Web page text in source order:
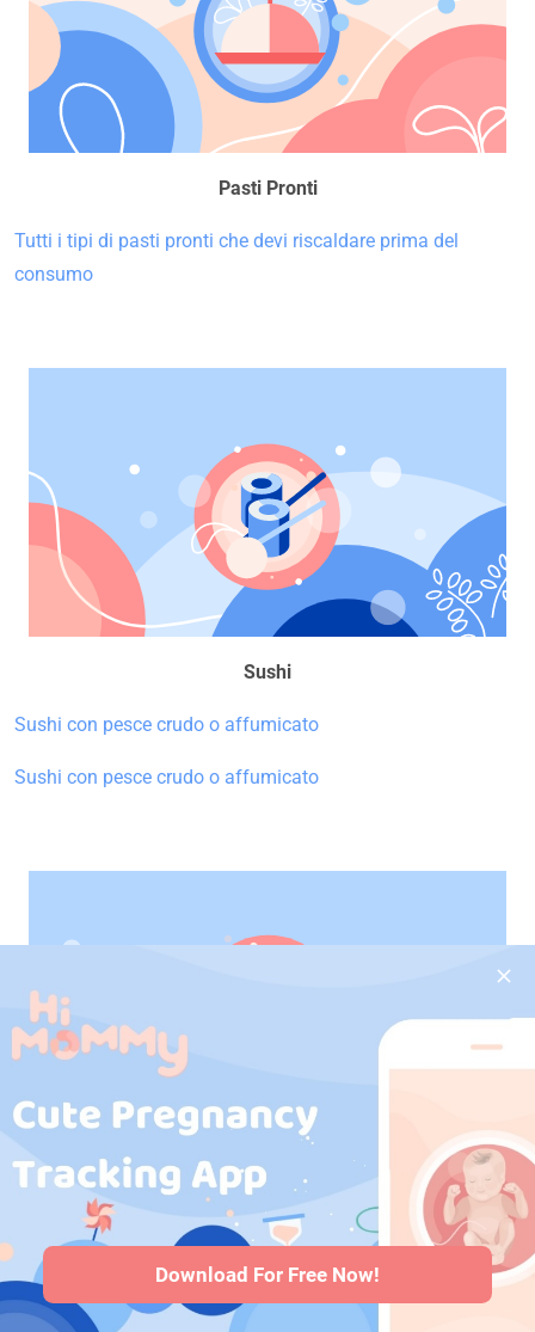
Pasti Pronti
Tutti i tipi di pasti pronti che devi riscaldare prima del
consumo
Sushi
Sushi con pesce crudo o affumicato
Sushi con pesce crudo o affumicato
Salsa
Tutti i tipi
Condimento CaesarDownload For Free Now!